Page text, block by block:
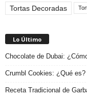
Tortas Decoradas
Lo Último
Chocolate de Dubai:
Crumbl Cookies: ¿Qué
Receta Tradicional de